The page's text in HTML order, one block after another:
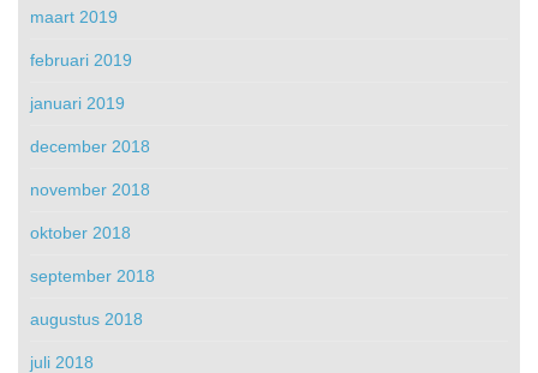
maart 2019
februari 2019
januari 2019
december 2018
november 2018
oktober 2018
september 2018
augustus 2018
juli 2018